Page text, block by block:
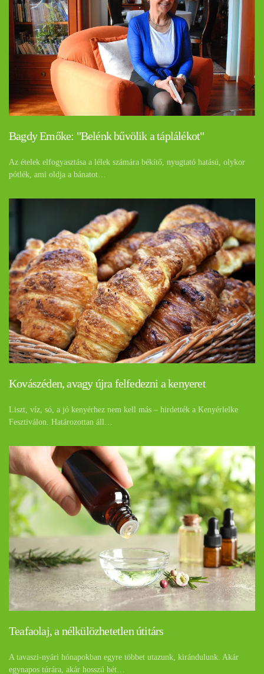
Bagdy Emőke: "Belénk bűvölik a táplálékot"
Az ételek elfogyasztása a lélek számára békítő, nyugtató hatású, olykor
pótlék, ami oldja a bánatot…
Kovászéden, avagy újra felfedezni a kenyeret
Liszt, víz, só, a jó kenyérhez nem kell más – hirdették a Kenyérlelke
Fesztiválon. Határozottan áll…
Teafaolaj, a nélkülözhetetlen útitárs
A tavaszi-nyári hónapokban egyre többet utazunk, kirándulunk. Akár
egynapos túrára, akár hosszú hét…